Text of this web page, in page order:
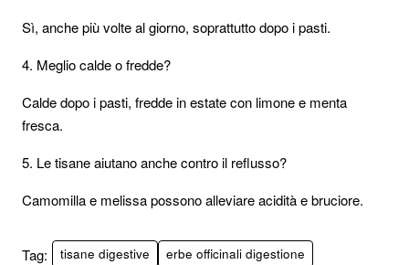
Sì, anche più volte al giorno, soprattutto dopo i pasti.
4. Meglio calde o fredde?
Calde dopo i pasti, fredde in estate con limone e menta
fresca.
5. Le tisane aiutano anche contro il reflusso?
Camomilla e melissa possono alleviare acidità e bruciore.
Tag: tisane digestive
erbe officinali digestione